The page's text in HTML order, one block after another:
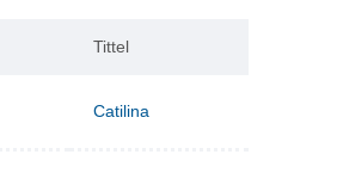
Tittel
Catilina